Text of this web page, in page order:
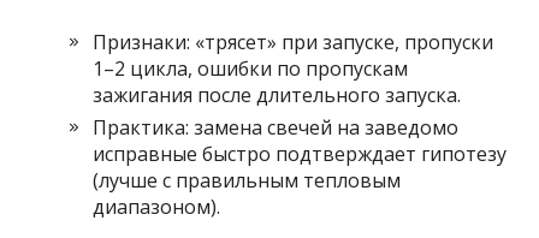
Признаки: «трясет» при запуске, пропуски
1–2 цикла, ошибки по пропускам
зажигания после длительного запуска.
Практика: замена свечей на заведомо
исправные быстро подтверждает гипотезу
(лучше с правильным тепловым
диапазоном).